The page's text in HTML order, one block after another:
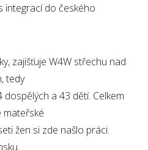
integrací do českého
zajišťuje W4W střechu nad
tedy
dospělých a 43 dětí. Celkem
mateřské
žen si zde našlo práci.